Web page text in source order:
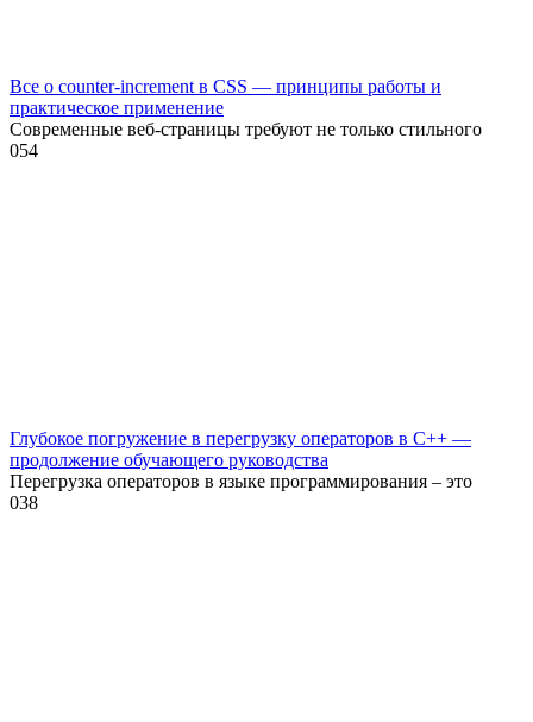
Все о counter-increment в CSS — принципы работы и
практическое применение
Современные веб-страницы требуют не только стильного
054
Глубокое погружение в перегрузку операторов в C++ —
продолжение обучающего руководства
Перегрузка операторов в языке программирования – это
038